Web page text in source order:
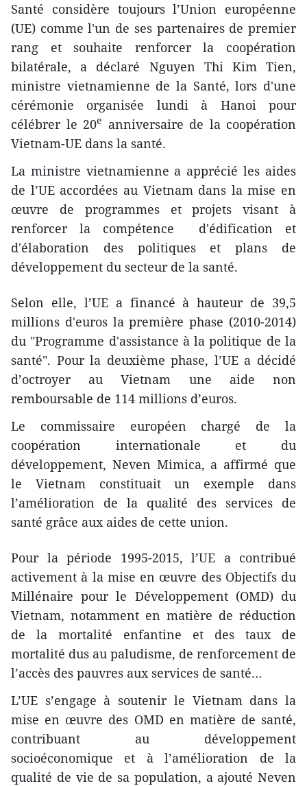
Santé considère toujours l’Union européenne
(UE) comme l'un de ses partenaires de premier
rang et souhaite renforcer ​la coopération
bilatérale, a déclaré ​Nguyen Thi Kim Tien,
ministre vietnamienne de la Santé, lors d'une
cérémonie organisée lundi à Hanoi pour
célébrer le 20e
anniversaire de la coopération
Vietnam-UE dans la santé.
La ministre vietnamienne a apprécié les aides
de l’UE accordées au Vietnam dans la mise en
œuvre de programmes et projets visant à
renforcer la compétence d'édification et
d'élaboration des politiques et plans de
développement du secteur de la santé.
Selon elle, l’UE a financé à hauteur de 39,5
millions ​d'euros la première phase (2010-2014)
du "Programme d'assistance à la politique ​de la
santé". Pour la deuxième phase, l’UE a décidé
d’octroyer au Vietnam une aide non
remboursable de 114 millions d’euros.
Le commissaire européen chargé de la
coopération internationale et du
développement, Neven Mimica, a affirmé que
le Vietnam constituait un exemple dans
l’amélioration de la qualité des services de
santé grâce aux aides de cette union.
Pour la période 1995-2015, l’UE a contribué
activement à la mise en œuvre des Objectifs du
Millénaire pour le Développement (OMD) du
Vietnam, notamment en matière de réduction
de la mortalité enfantine et des taux de
mortalité dus au paludisme, de renforcement de
l’accès des pauvres aux services de santé…
L’UE s’engage à soutenir le Vietnam dans la
mise en œuvre des OMD en matière de santé,
contribuant au développement
socioéconomique et à l’amélioration de la
qualité de vie de sa population, a ajouté Neven